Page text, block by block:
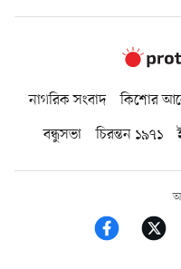
নাগরিক সংবাদ কিশোর
বন্ধুসভা
চিরন্তন ১৯৭১